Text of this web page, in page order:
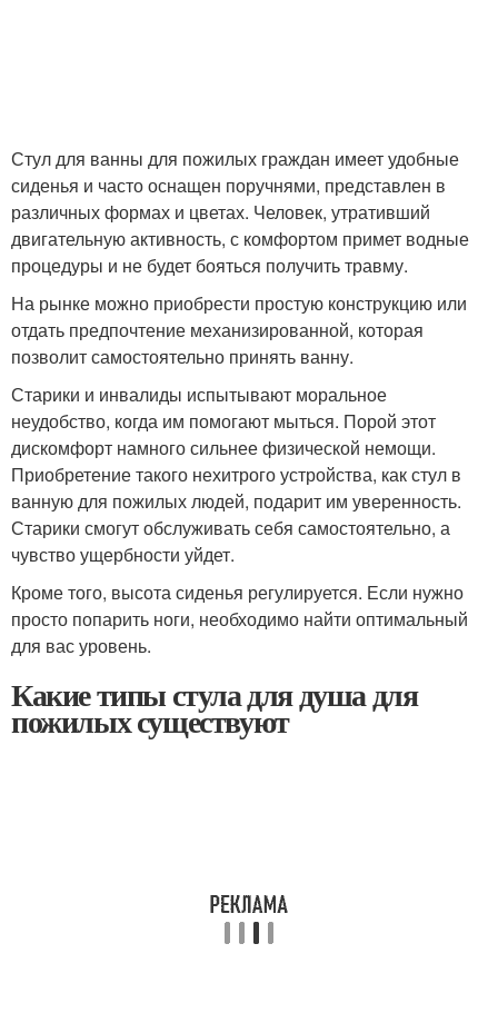
Стул для ванны для пожилых граждан имеет удобные
сиденья и часто оснащен поручнями, представлен в
различных формах и цветах. Человек, утративший
двигательную активность, с комфортом примет водные
процедуры и не будет бояться получить травму.
На рынке можно приобрести простую конструкцию или
отдать предпочтение механизированной, которая
позволит самостоятельно принять ванну.
Старики и инвалиды испытывают моральное
неудобство, когда им помогают мыться. Порой этот
дискомфорт намного сильнее физической немощи.
Приобретение такого нехитрого устройства, как стул в
ванную для пожилых людей, подарит им уверенность.
Старики смогут обслуживать себя самостоятельно, а
чувство ущербности уйдет.
Кроме того, высота сиденья регулируется. Если нужно
просто попарить ноги, необходимо найти оптимальный
для вас уровень.
Какие типы стула для душа для
пожилых существуют